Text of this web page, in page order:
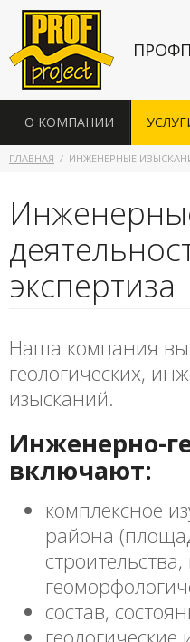
О КОМПАНИИ
ГЛАВНАЯ ИНЖЕНЕРНЫЕ
экспертиза
Наша компания
геологических,
изысканий.
Инженерно-
включают:
комплексное
района
состав,